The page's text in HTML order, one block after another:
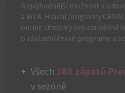
Nejvýhodnější možnost
a WTA. Hlavní programy
online streamy pro souběžně
o základní české programy a
Všech 380 zápasů
v sezóně